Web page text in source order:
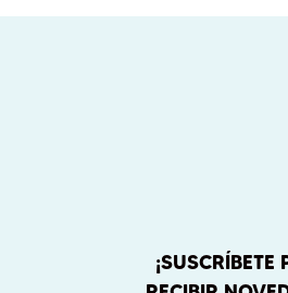
¡SUSCRÍBETE